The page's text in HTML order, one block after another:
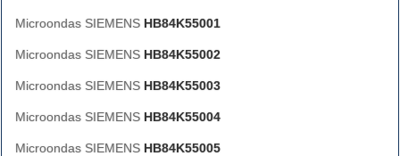
Microondas SIEMENS HB84K55001
Microondas SIEMENS HB84K55002
Microondas SIEMENS HB84K55003
Microondas SIEMENS HB84K55004
Microondas SIEMENS HB84K55005